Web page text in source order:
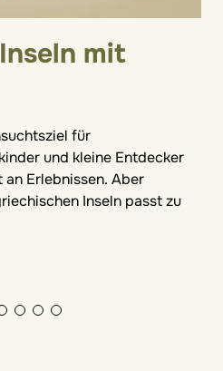
mit
für
und kleine Entdecker
Erlebnissen. Aber
Inseln passt zu